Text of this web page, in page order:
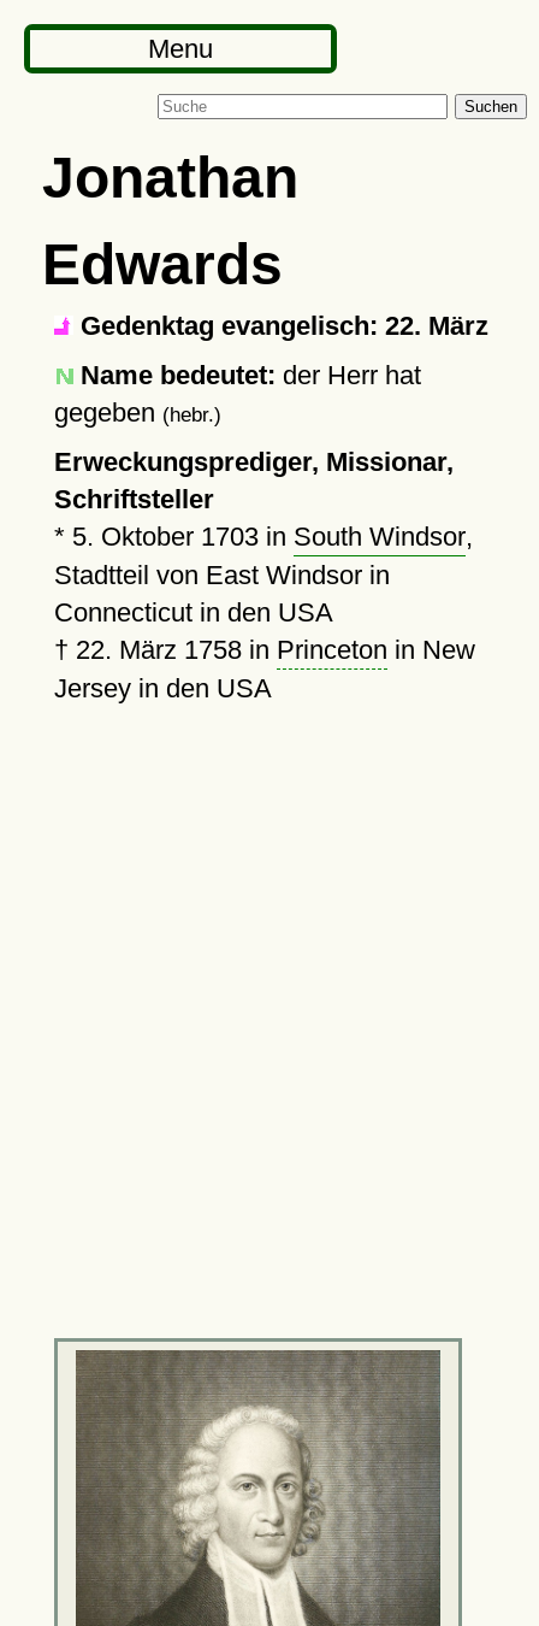
Menu
Suchen
Jonathan
Edwards
Gedenktag evangelisch: 22. März
Name bedeutet: der Herr hat
gegeben (hebr.)
Erweckungsprediger, Missionar,
Schriftsteller
* 5. Oktober 1703in South Windsor,
Stadtteil von East Windsor in
Connecticut in den USA
† 22. März 1758in Princeton in New
Jersey in den USA